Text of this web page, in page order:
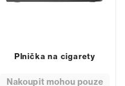
Plnička na cigarety
Nakoupit mohou pouze